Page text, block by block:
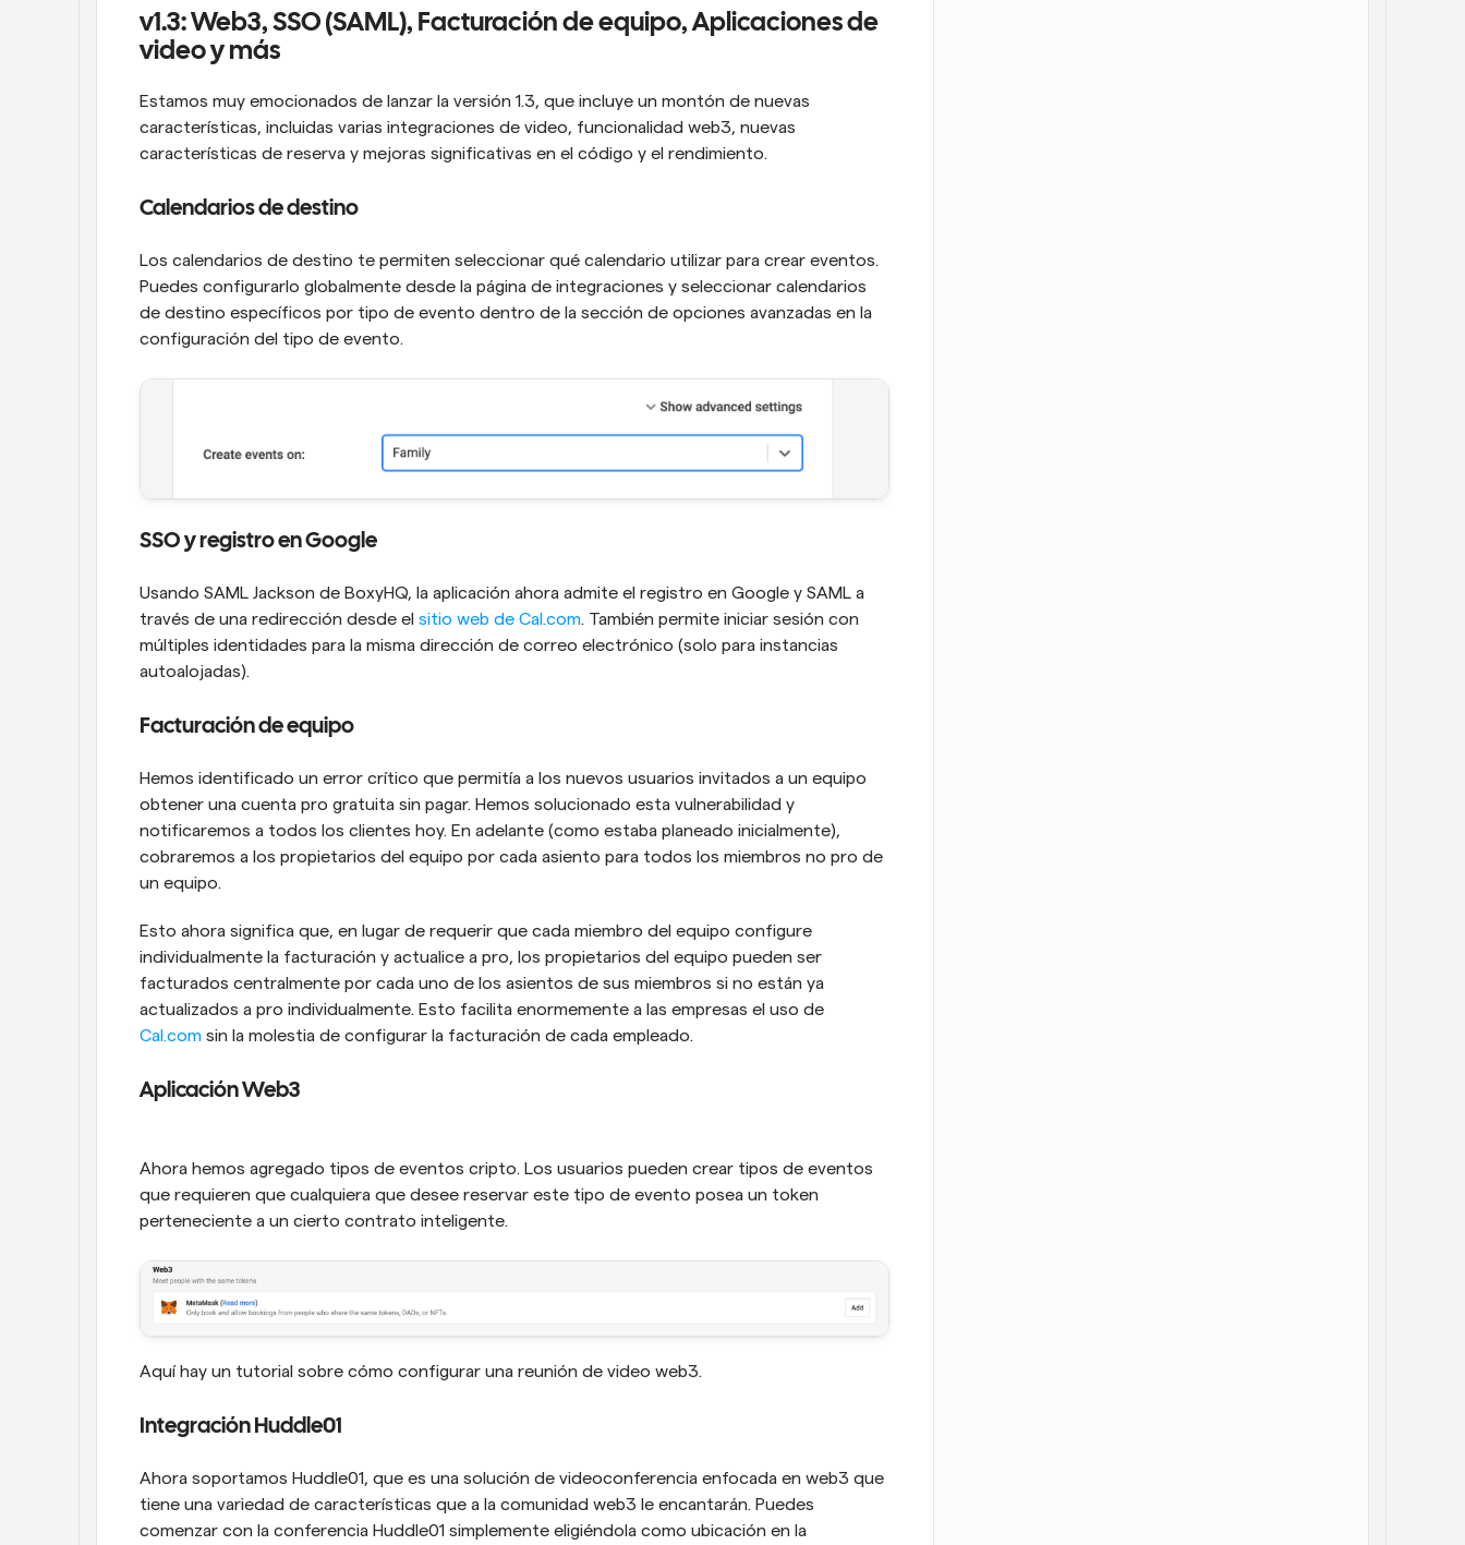
v1.3: Web3, SSO (SAML), Facturación de equipo, Aplicaciones de
video y más
Estamos muy emocionados de lanzar la versión 1.3, que incluye un montón de nuevas
características, incluidas varias integraciones de video, funcionalidad web3, nuevas
características de reserva y mejoras significativas en el código y el rendimiento.
Calendarios de destino
Los calendarios de destino te permiten seleccionar qué calendario utilizar para crear eventos.
Puedes configurarlo globalmente desde la página de integraciones y seleccionar calendarios
de destino específicos por tipo de evento dentro de la sección de opciones avanzadas en la
configuración del tipo de evento.
SSO y registro en Google
Usando SAML Jackson de BoxyHQ, la aplicación ahora admite el registro en Google y SAML a
través de una redirección desde el sitio web de Cal.com. También permite iniciar sesión con
múltiples identidades para la misma dirección de correo electrónico (solo para instancias
autoalojadas).
Facturación de equipo
Hemos identificado un error crítico que permitía a los nuevos usuarios invitados a un equipo
obtener una cuenta pro gratuita sin pagar. Hemos solucionado esta vulnerabilidad y
notificaremos a todos los clientes hoy. En adelante (como estaba planeado inicialmente),
cobraremos a los propietarios del equipo por cada asiento para todos los miembros no pro de
un equipo.
Esto ahora significa que, en lugar de requerir que cada miembro del equipo configure
individualmente la facturación y actualice a pro, los propietarios del equipo pueden ser
facturados centralmente por cada uno de los asientos de sus miembros si no están ya
Cal.com sin la molestia de configurar la facturación de cada empleado.
Aplicación Web3
Ahora hemos agregado tipos de eventos cripto. Los usuarios pueden crear tipos de eventos
que requieren que cualquiera que desee reservar este tipo de evento posea un token
perteneciente a un cierto contrato inteligente.
Aquí hay un tutorial sobre cómo configurar una reunión de video web3.
Integración Huddle01
Ahora soportamos Huddle01, que es una solución de videoconferencia enfocada en web3 que
tiene una variedad de características que a la comunidad web3 le encantarán. Puedes
comenzar con la conferencia Huddle01 simplemente eligiéndola como ubicación en la